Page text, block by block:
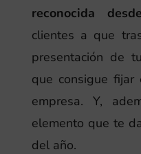
reconocida
clientes a que
presentación de
que consigue fijar
empresa. Y,
elemento que te
del año.